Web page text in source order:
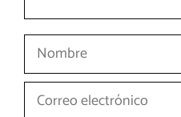
Nombre
Correo